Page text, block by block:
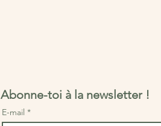
Abonne-toi à la newsletter !
E-mail